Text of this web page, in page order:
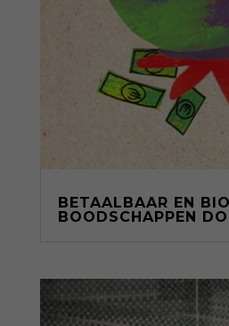
BETAALBAAR EN
BOODSCHAPPEN